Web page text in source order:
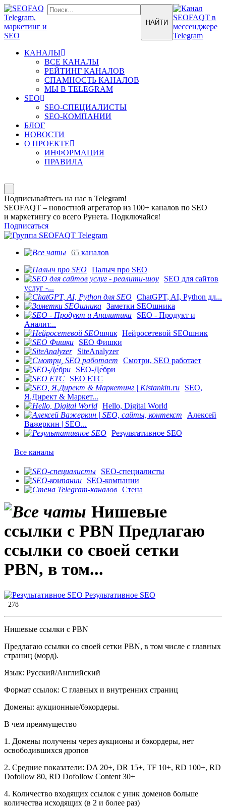
КАНАЛЫ
ВСЕ КАНАЛЫ
РЕЙТИНГ КАНАЛОВ
СПАМНОСТЬ КАНАЛОВ
МЫ В TELEGRAM
SEO
SEO-СПЕЦИАЛИСТЫ
SEO-КОМПАНИИ
БЛОГ
НОВОСТИ
О ПРОЕКТЕ
ИНФОРМАЦИЯ
ПРАВИЛА
Подписывайтесь на нас в Telegram!
SEOFAQT – новостной агрегатор из 100+ каналов по SEO
и маркетингу со всего Рунета. Подключайся!
Подписаться
65 каналов
Палыч про SEO
SEO для сайтов
услуг -...
ChatGPT, AI, Python дл...
Заметки SEOшника
SEO - Продукт и
Аналит...
Нейросетевой SEOшник
SEO Фишки
SiteAnalyzer
Смотри, SEO работает
SEO-Де́бри
SEO ETC
SEO,
Я.Директ & Маркет...
Hello, Digital World
Алексей
Важеркин | SEO...
Результативное SEO
Все каналы
SEO-специалисты
SEO-компании
Стена
Нишевые
ссылки с PBN Предлагаю
ссылки со своей сетки
PBN, в том...
Результативное SEO
278
Нишевые ссылки с PBN
Предлагаю ссылки со своей сетки PBN, в том числе с главных
страниц (морд).
Язык: Русский/Английский
Формат ссылок: С главных и внутренних страниц
Домены: аукционные/бэкордеры.
В чем преимущество
1. Домены получены через аукционы и бэкордеры, нет
освободившихся дропов
2. Средние показатели: DA 20+, DR 15+, TF 10+, RD 100+, RD
Dofollow 80, RD Dofollow Content 30+
4. Количество входящих ссылок с уник доменов больше
количества исходящих (в 2 и более раз)